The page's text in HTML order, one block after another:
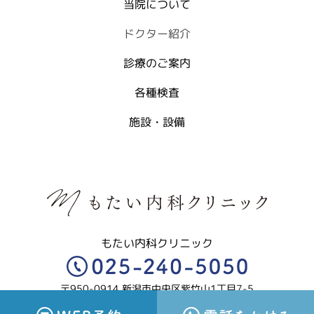
当院について
ドクター紹介
診療のご案内
各種検査
施設・設備
もたい内科クリニック
〒950-0914 新潟市中央区紫竹山1丁目7-5